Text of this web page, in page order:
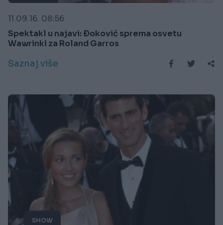
11.09.16. 08:56
Spektakl u najavi: Ðoković sprema osvetu
Wawrinki za Roland Garros
Saznaj više
SHOW